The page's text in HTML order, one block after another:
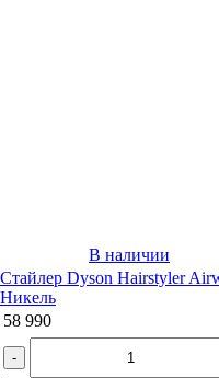
В наличии
Стайлер Dyson Hairstyler
Никель
58 990
-